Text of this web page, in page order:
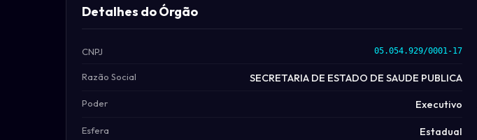
Detalhes do Órgão
CNPJ 05.054.929/0001-17
Razão Social SECRETARIA DE ESTADO DE SAUDE PUBLICA
Poder Executivo
Esfera Estadual